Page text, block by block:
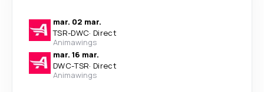
mar. 02 mar.
TSR-DWC· Direct
Animawings
mar. 16 mar.
DWC-TSR· Direct
Animawings